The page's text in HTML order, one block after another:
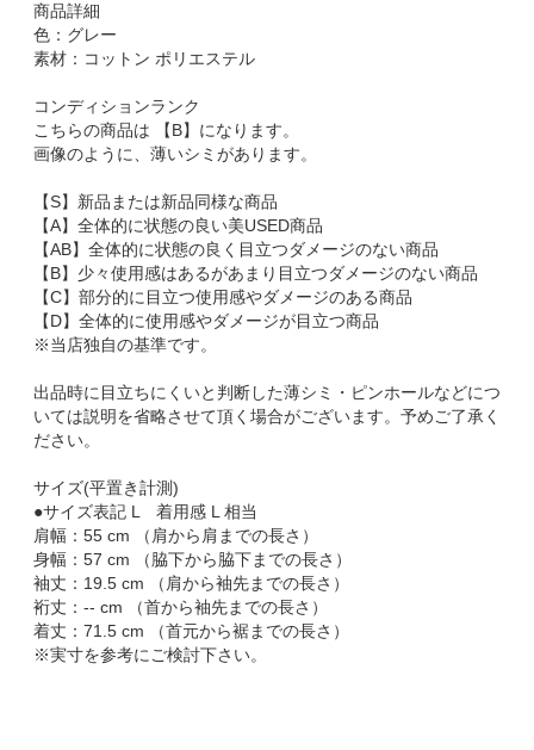
商品詳細
色：グレー
素材：コットン ポリエステル
コンディションランク
こちらの商品は 【B】になります。
画像のように、薄いシミがあります。
【S】新品または新品同様な商品
【A】全体的に状態の良い美USED商品
【AB】全体的に状態の良く目立つダメージのない商品
【B】少々使用感はあるがあまり目立つダメージのない商品
【C】部分的に目立つ使用感やダメージのある商品
【D】全体的に使用感やダメージが目立つ商品
※当店独自の基準です。
出品時に目立ちにくいと判断した薄シミ・ピンホールなどにつ
いては説明を省略させて頂く場合がございます。予めご了承く
ださい。
サイズ(平置き計測)
●サイズ表記 L 着用感 L 相当
肩幅：55 cm （肩から肩までの長さ）
身幅：57 cm （脇下から脇下までの長さ）
袖丈：19.5 cm （肩から袖先までの長さ）
裄丈：-- cm （首から袖先までの長さ）
着丈：71.5 cm （首元から裾までの長さ）
※実寸を参考にご検討下さい。